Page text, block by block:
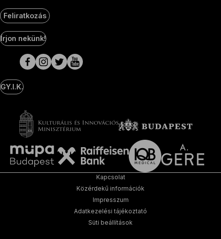
Feliratkozás
Social
Media
oldalak
Írjon nekünk!
GY.I.K.
Kapcsolat
Közérdekű információk
Impresszum
Adatkezelési tájékoztató
Süti beállítások